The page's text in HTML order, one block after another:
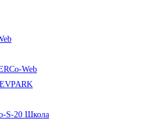
Web
S-20 Школа